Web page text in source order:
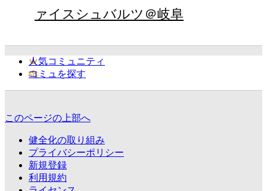
ァイスシュバルツ＠岐阜
人気コミュニティ
コミュを探す
このページの上部へ
健全化の取り組み
プライバシーポリシー
新規登録
利用規約